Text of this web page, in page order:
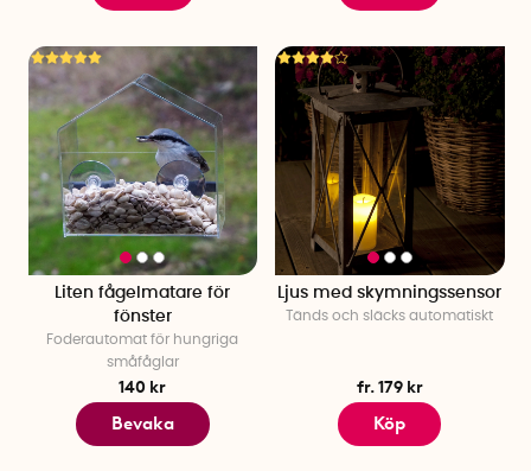
Liten fågelmatare för
fönster
Foderautomat för hungriga
småfåglar
140 kr
Bevaka
Ljus med skymningssensor
Tänds och släcks automatiskt
fr. 179 kr
Köp